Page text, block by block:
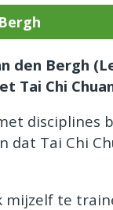
den Bergh
Tai Chi
disciplines
dat Tai Chi
mijzelf te